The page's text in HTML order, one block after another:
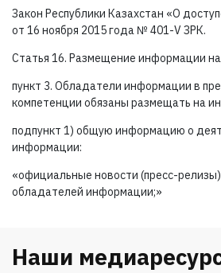
Закон Республики Казахстан «О
от 16 ноября 2015 года № 401-V ЗРК.
Статья 16. Размещение информации
пункт 3. Обладатели информации в
компетенции обязаны размещать на
подпункт 1) общую информацию о
информации:
«официальные новости (пресс-
обладателей информации;»
Наши